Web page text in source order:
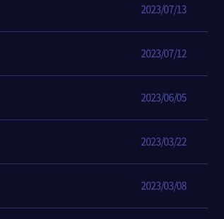
2023/07/13
2023/07/12
2023/06/05
2023/03/22
2023/03/08